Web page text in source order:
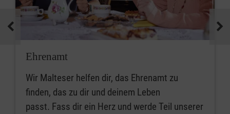
Ehrenamt
Wir Malteser helfen dir, das Ehrenamt zu
finden, das zu dir und deinem Leben
passt. Fass dir ein Herz und werde Teil unserer